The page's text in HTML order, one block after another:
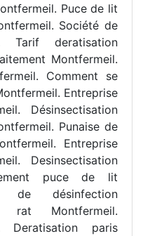
Puce de lit
Société de
Tarif deratisation
Montfermeil.
Comment se
Entreprise
Désinsectisation
Punaise de
Entreprise
Desinsectisation
puce de lit
de désinfection
rat Montfermeil.
Deratisation paris